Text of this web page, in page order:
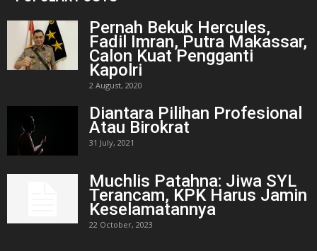
Pernah Bekuk Hercules,
Fadil Imran, Putra Makassar,
Calon Kuat Pengganti
Kapolri
2 August, 2020
Diantara Pilihan Profesional
Atau Birokrat
31 July, 2021
Muchlis Patahna: Jiwa SYL
Terancam, KPK Harus Jamin
Keselamatannya
22 October, 2023